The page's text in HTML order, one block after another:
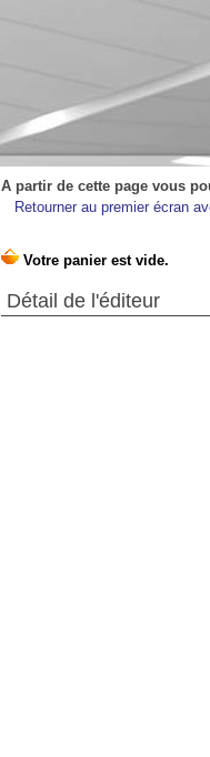
A partir de cette page vous
Retourner au premier écran
Détail de l'éditeur